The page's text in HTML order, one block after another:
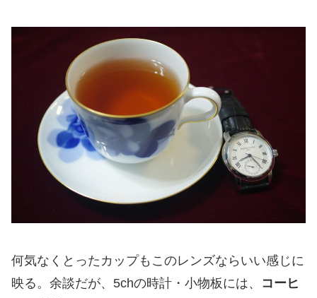
何気なくとったカップもこのレンズならいい感じに
映る。余談だが、5chの時計・小物板には、 コーヒ